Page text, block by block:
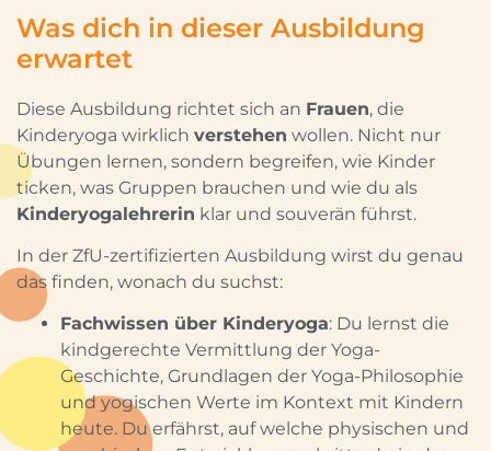
Was dich in dieser Ausbildung
erwartet
Diese Ausbildung richtet sich an Frauen, die
Kinderyoga wirklich verstehen wollen. Nicht nur
Übungen lernen, sondern begreifen, wie Kinder
ticken, was Gruppen brauchen und wie du als
Kinderyogalehrerin klar und souverän führst.
In der ZfU-zertifizierten Ausbildung wirst du genau
das finden, wonach du suchst:
Fachwissen über Kinderyoga: Du lernst die
kindgerechte Vermittlung der Yoga-
Geschichte, Grundlagen der Yoga-Philosophie
und yogischen Werte im Kontext mit Kindern
heute. Du erfährst, auf welche physischen und